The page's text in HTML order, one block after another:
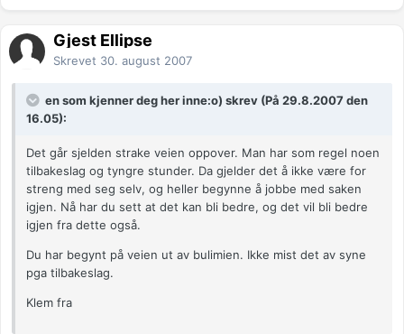
Gjest Ellipse
Skrevet 30. august 2007
en som kjenner deg her inne:o) skrev (På 29.8.2007 den
16.05):
Det går sjelden strake veien oppover. Man har som regel noen
tilbakeslag og tyngre stunder. Da gjelder det å ikke være for
streng med seg selv, og heller begynne å jobbe med saken
igjen. Nå har du sett at det kan bli bedre, og det vil bli bedre
igjen fra dette også.
Du har begynt på veien ut av bulimien. Ikke mist det av syne
pga tilbakeslag.
Klem fra